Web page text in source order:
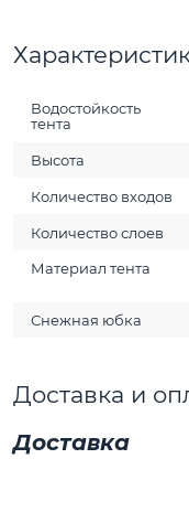
Водостойкость
тента
Высота
Количество входов
Количество слоев
Материал тента
Снежная юбка
Доставка и
Доставка